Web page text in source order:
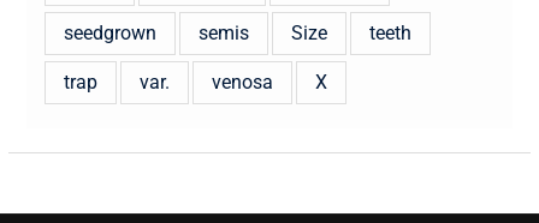
seedgrown semis Size teeth
trap var. venosa X